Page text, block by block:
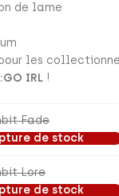
de lame
les
IRL !
Fade
de stock
Lore
de stock